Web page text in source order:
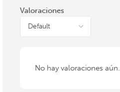
Valoraciones
No hay valoraciones aún.